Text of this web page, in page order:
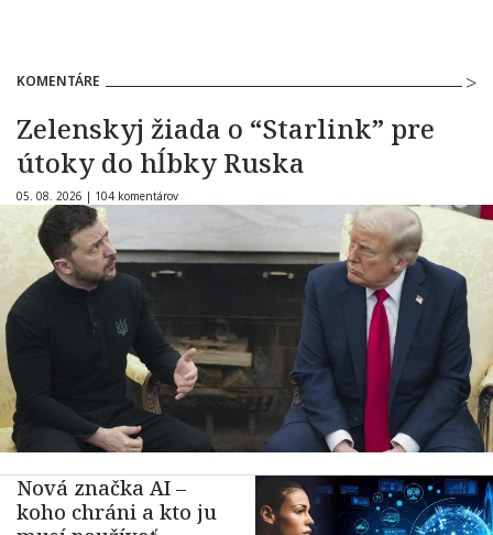
KOMENTÁRE
Zelenskyj žiada o “Starlink” pre
útoky do hĺbky Ruska
05. 08. 2026 | 104 komentárov
Nová značka AI –
koho chráni a kto ju